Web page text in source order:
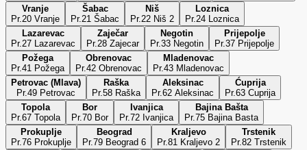
Vranje
Pr.20 Vranje
Šabac
Pr.21 Šabac
Niš
Pr.22 Niš 2
Loznica
Pr.24 Loznica
Lazarevac
Pr.27 Lazarevac
Zaječar
Pr.28 Zajecar
Negotin
Pr.33 Negotin
Prijepolje
Pr.37 Prijepolje
Požega
Pr.41 Požega
Obrenovac
Pr.42 Obrenovac
Mladenovac
Pr.43 Mladenovac
Petrovac (Mlava)
Pr.49 Petrovac
Raška
Pr.58 Raška
Aleksinac
Pr.62 Aleksinac
Ćuprija
Pr.63 Cuprija
Topola
Pr.67 Topola
Bor
Pr.70 Bor
Ivanjica
Pr.72 Ivanjica
Bajina Bašta
Pr.75 Bajina Basta
Prokuplje
Pr.76 Prokuplje
Beograd
Pr.79 Beograd 6
Kraljevo
Pr.81 Kraljevo 2
Trstenik
Pr.82 Trstenik